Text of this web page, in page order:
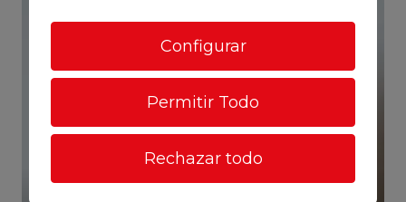
Configurar
Permitir Todo
Rechazar todo